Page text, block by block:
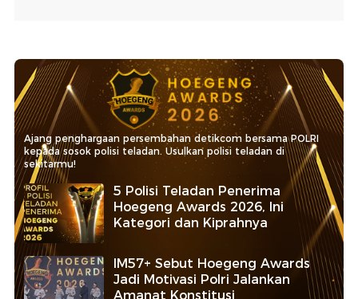
Ajang penghargaan persembahan detikcom bersama POLRI
kepada sosok polisi teladan. Usulkan polisi teladan di
sekitarmu!
5 Polisi Teladan Penerima
Hoegeng Awards 2026, Ini
Kategori dan Kiprahnya
IM57+ Sebut Hoegeng Awards
Jadi Motivasi Polri Jalankan
Amanat Konstitusi